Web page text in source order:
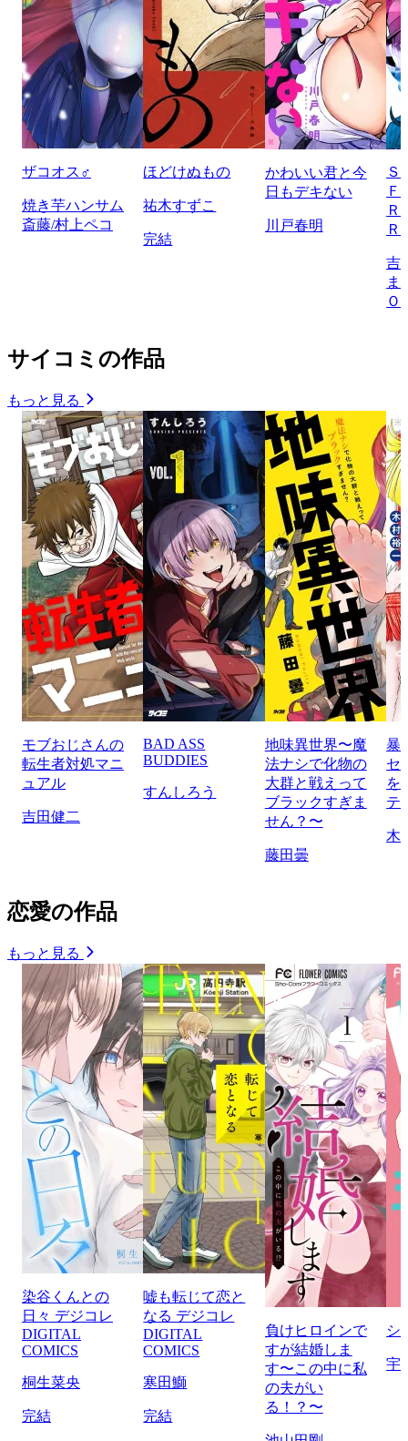
ザコオス♂
焼き芋ハンサム
斎藤/村上ペコ
ほどけぬもの
祐木すずこ
完結
かわいい君と今
日もデキない
川戸春明
Ｆ
Ｒ
吉
ま
Ｏ
サイコミの作品
もっと見る
モブおじさんの
転生者対処マニ
ュアル
吉田健二
BAD ASS
BUDDIES
すんしろう
地味異世界〜魔
法ナシで化物の
大群と戦えって
ブラックすぎま
せん？〜
藤田曇
暴
セ
を
テ
木
恋愛の作品
もっと見る
染谷くんとの
日々 デジコレ
DIGITAL
COMICS
桐生菜央
完結
嘘も転じて恋と
なる デジコレ
DIGITAL
COMICS
寒田鰤
完結
負けヒロインで
すが結婚しま
す〜この中に私
の夫がい
る！？〜
シ
宇